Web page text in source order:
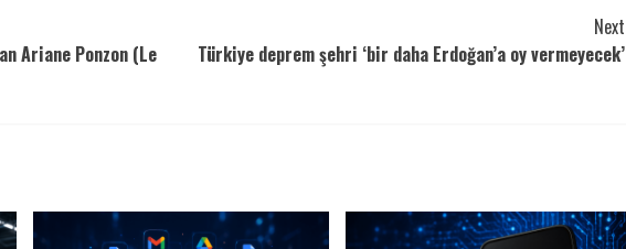
Ariane Ponzon (Le
Next
Türkiye deprem şehri ‘bir daha Erdoğan’a oy vermeyecek’